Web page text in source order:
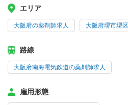
エリア
大阪府の薬剤師求人 大阪府堺市堺
路線
大阪府南海電気鉄道の薬剤師求人
雇用形態